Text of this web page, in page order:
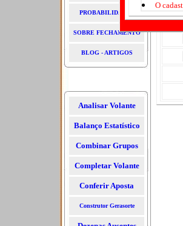
PROBABILIDADES
SOBRE FECHAMENTO
BLOG - ARTIGOS
Analisar Volante
Balanço Estatístico
Combinar Grupos
Completar Volante
Conferir Aposta
Construtor Gerasorte
O